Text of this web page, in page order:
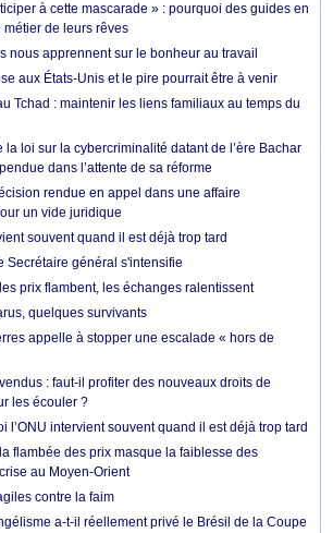
à cette mascarade » : pourquoi des guides en
de leurs rêves
nous apprennent sur le bonheur au travail
aux États-Unis et le pire pourrait être à venir
Tchad : maintenir les liens familiaux au temps du
la loi sur la cybercriminalité datant de l’ère Bachar
dans l’attente de sa réforme
rendue en appel dans une affaire
un vide juridique
souvent quand il est déjà trop tard
Secrétaire général s'intensifie
prix flambent, les échanges ralentissent
quelques survivants
appelle à stopper une escalade « hors de
: faut-il profiter des nouveaux droits de
les écouler ?
l’ONU intervient souvent quand il est déjà trop tard
flambée des prix masque la faiblesse des
au Moyen-Orient
contre la faim
a-t-il réellement privé le Brésil de la Coupe